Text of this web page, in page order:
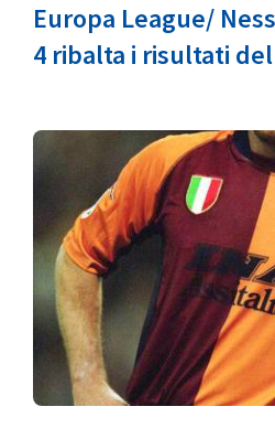
Europa League/
4 ribalta i risultati